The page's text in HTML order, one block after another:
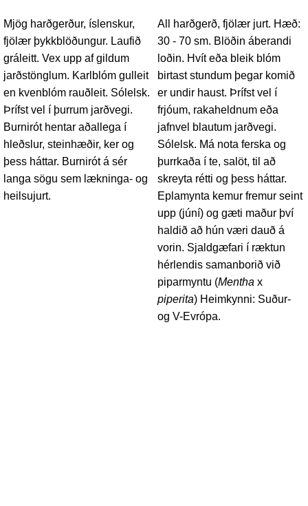
Mjög harðgerður, íslenskur,
fjölær þykkblöðungur. Laufið
gráleitt. Vex upp af gildum
jarðstönglum. Karlblóm gulleit
en kvenblóm rauðleit. Sólelsk.
Þrífst vel í þurrum jarðvegi.
Burnirót hentar aðallega í
hleðslur, steinhæðir, ker og
þess háttar. Burnirót á sér
langa sögu sem lækninga- og
heilsujurt.
All harðgerð, fjölær jurt. Hæð:
30 - 70 sm. Blöðin áberandi
loðin. Hvít eða bleik blóm
birtast stundum þegar komið
er undir haust. Þrífst vel í
frjóum, rakaheldnum eða
jafnvel blautum jarðvegi.
Sólelsk. Má nota ferska og
þurrkaða í te, salöt, til að
skreyta rétti og þess háttar.
Eplamynta kemur fremur seint
upp (júní) og gæti maður því
haldið að hún væri dauð á
vorin. Sjaldgæfari í ræktun
hérlendis samanborið við
piparmyntu (Mentha x
piperita) Heimkynni: Suður-
og V-Evrópa.